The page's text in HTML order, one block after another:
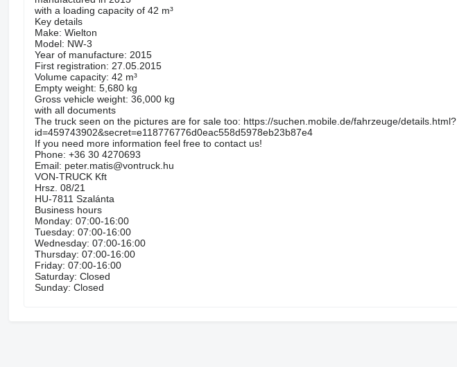
with a loading capacity of 42 m³
Key details
Make: Wielton
Model: NW-3
Year of manufacture: 2015
First registration: 27.05.2015
Volume capacity: 42 m³
Empty weight: 5,680 kg
Gross vehicle weight: 36,000 kg
with all documents
The truck seen on the pictures are for sale too: https://suchen.mobile.de/fahrzeuge/details.html?
id=459743902&secret=e118776776d0eac558d5978eb23b87e4
If you need more information feel free to contact us!
Phone: +36 30 4270693
Email: peter.matis@vontruck.hu
VON-TRUCK Kft
Hrsz. 08/21
HU-7811 Szalánta
Business hours
Monday: 07:00-16:00
Tuesday: 07:00-16:00
Wednesday: 07:00-16:00
Thursday: 07:00-16:00
Friday: 07:00-16:00
Saturday: Closed
Sunday: Closed